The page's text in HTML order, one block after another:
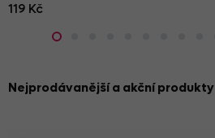
119 Kč
Nejprodávanější a akční produkty